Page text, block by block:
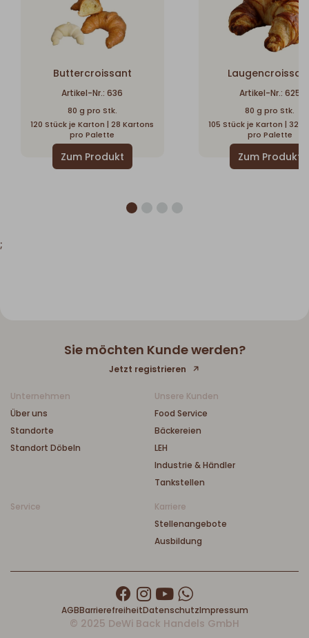
Buttercroissant
Artikel-Nr.: 636
80 g pro Stk.
120 Stück je Karton | 28 Kartons
pro Palette
Artikel-Nr.: 625
80 g pro Stk.
105 Stück je Karton | 32
pro Palette
;
Sie möchten Kunde werden?
Jetzt registrieren
Unternehmen
Über uns
Standorte
Standort Döbeln
Unsere Kunden
Food Service
Bäckereien
LEH
Industrie & Händler
Tankstellen
Service
Karriere
Stellenangebote
Ausbildung
AGBBarrierefreiheitDatenschutzImpressum
© 2025 DeWi Back Handels GmbH